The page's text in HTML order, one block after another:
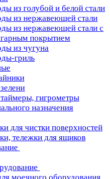
из голубой и белой стали
из нержавеющей стали
из нержавеющей стали с
покрытием
из чугуна
гриль
гигрометры
назначения
для чистки поверхностей
тележки для ящиков